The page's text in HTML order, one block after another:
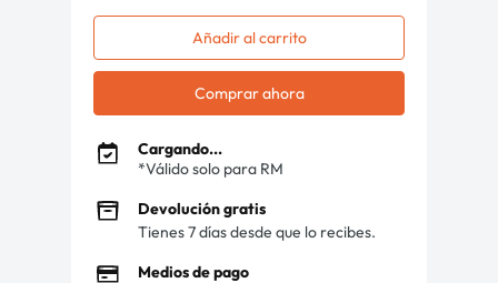
Añadir al carrito
Comprar ahora
Cargando...
*Válido solo para RM
Devolución gratis
Tienes 7 días desde que lo recibes.
Medios de pago